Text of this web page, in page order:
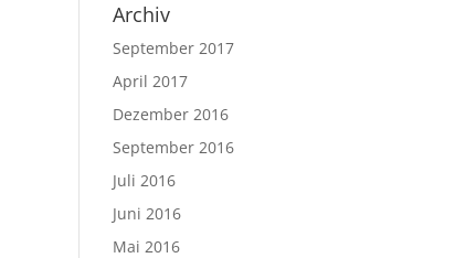
Archiv
September 2017
April 2017
Dezember 2016
September 2016
Juli 2016
Juni 2016
Mai 2016